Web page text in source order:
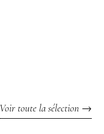
Voir toute la sélection →